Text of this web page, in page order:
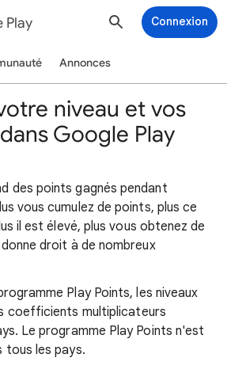
Play Connexion
Annonces
niveau et vos
Google Play
des points gagnés pendant
vous cumulez de points, plus ce
il est élevé, plus vous obtenez de
droit à de nombreux
Play Points, les niveaux
coefficients multiplicateurs
Le programme Play Points n'est
tous les pays.